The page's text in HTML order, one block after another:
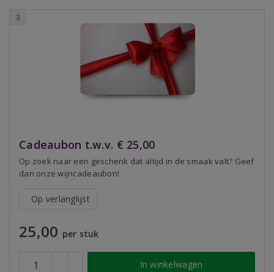
3
Cadeaubon t.w.v. € 25,00
Op zoek naar een geschenk dat altijd in de smaak valt? Geef
dan onze wijncadeaubon!
Op verlanglijst
25,00 per stuk
In winkelwagen